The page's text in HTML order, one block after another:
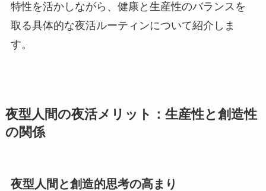
特性を活かしながら、健康と生産性のバランスを
取る具体的な夜活ルーティンについて紹介しま
す。
夜型人間の夜活メリット：生産性と創造性
の関係
夜型人間と創造的思考の高まり